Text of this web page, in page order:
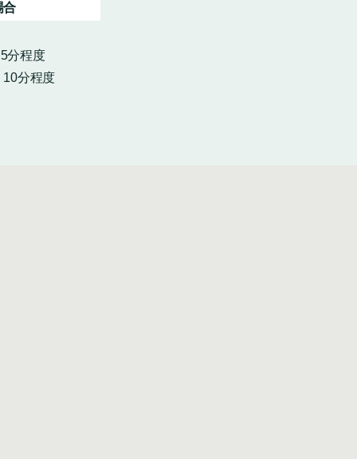
合
分程度
10分程度